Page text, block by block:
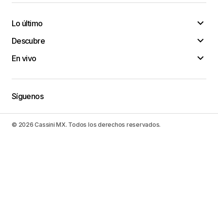
Lo último
Descubre
En vivo
Síguenos
© 2026 Cassini MX. Todos los derechos reservados.